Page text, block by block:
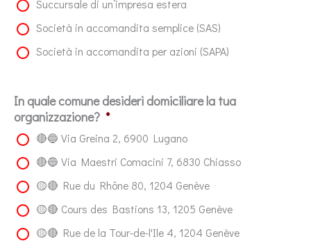
Succursale di un’impresa estera
Società in accomandita semplice (SAS)
Società in accomandita per azioni (SAPA)
In quale comune desideri domiciliare la tua
organizzazione? *
🔴🔵 Via Greina 2, 6900 Lugano
🔴🔵 Via Maestri Comacini 7, 6830 Chiasso
🟡🔴 Rue du Rhône 80, 1204 Genève
🟡🔴 Cours des Bastions 13, 1205 Genève
🟡🔴 Rue de la Tour-de-l'Ile 4, 1204 Genève